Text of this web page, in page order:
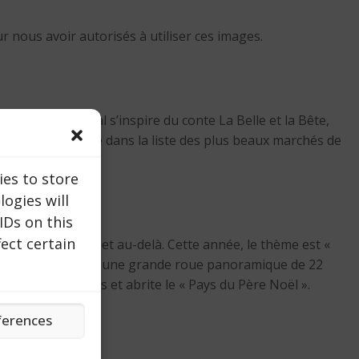
to store
will
on this
certain
nous avoir autorisés à utiliser ces images.
thème principal s’inspire du conte La Belle et la Bête,
deuxième dans la liste des plus beaux marchés de
principale et au-delà. Cette année, le thème est «
on trouvera une grande roue panoramique de 22
aux plus petits et abrite le « Pays du Père Noël ».